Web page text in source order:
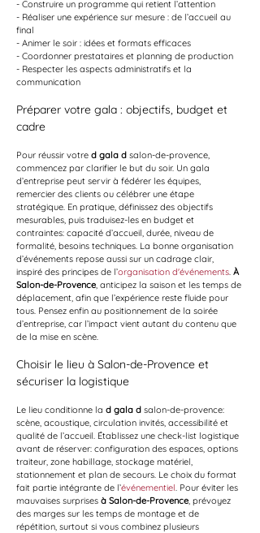
- Construire un programme qui retient l’attention
- Réaliser une expérience sur mesure : de l’accueil au
final
- Animer le soir : idées et formats efficaces
- Coordonner prestataires et planning de production
- Respecter les aspects administratifs et la
communication
Préparer votre gala : objectifs, budget et
cadre
Pour réussir votre d gala d salon-de-provence,
commencez par clarifier le but du soir. Un gala
d’entreprise peut servir à fédérer les équipes,
remercier des clients ou célébrer une étape
stratégique. En pratique, définissez des objectifs
mesurables, puis traduisez-les en budget et
contraintes: capacité d’accueil, durée, niveau de
formalité, besoins techniques. La bonne organisation
d’événements repose aussi sur un cadrage clair,
inspiré des principes de l’organisation d'événements. À
Salon-de-Provence, anticipez la saison et les temps de
déplacement, afin que l’expérience reste fluide pour
tous. Pensez enfin au positionnement de la soirée
d’entreprise, car l’impact vient autant du contenu que
de la mise en scène.
Choisir le lieu à Salon-de-Provence et
sécuriser la logistique
Le lieu conditionne la d gala d salon-de-provence:
scène, acoustique, circulation invités, accessibilité et
qualité de l’accueil. Établissez une check-list logistique
avant de réserver: configuration des espaces, options
traiteur, zone habillage, stockage matériel,
stationnement et plan de secours. Le choix du format
fait partie intégrante de l’événementiel. Pour éviter les
mauvaises surprises à Salon-de-Provence, prévoyez
des marges sur les temps de montage et de
répétition, surtout si vous combinez plusieurs